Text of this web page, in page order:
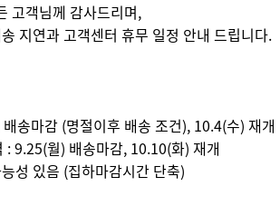
고객님께 감사드리며,
지연과 고객센터 휴무 일정 안내 드립니다.
송마감 (명절이후 배송 조건), 10.4(수) 재개
9.25(월) 배송마감, 10.10(화) 재개
성 있음 (집하마감시간 단축)